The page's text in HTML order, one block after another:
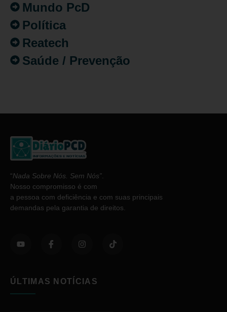
Mundo PcD
Política
Reatech
Saúde / Prevenção
“Nada Sobre Nós. Sem Nós”.
Nosso compromisso é com
a pessoa com deficiência e com suas principais
demandas pela garantia de direitos.
ÚLTIMAS NOTÍCIAS